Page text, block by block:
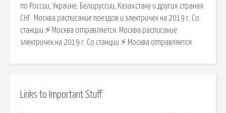
по России, Украине, Белоруссии, Казахстану и других странах
СНГ. Москва расписание поездов и электричек на 2019 г. Со
станции ⚡ Москва отправляется. Москва расписание
электричек на 2019 г. Со станции ⚡ Москва отправляется
Links to Important Stuff